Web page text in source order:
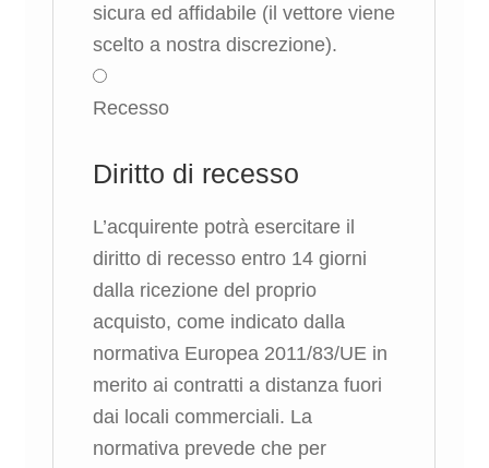
sicura ed affidabile (il vettore viene
scelto a nostra discrezione).
Recesso
Diritto di recesso
L’acquirente potrà esercitare il
diritto di recesso entro 14 giorni
dalla ricezione del proprio
acquisto, come indicato dalla
normativa Europea 2011/83/UE in
merito ai contratti a distanza fuori
dai locali commerciali. La
normativa prevede che per